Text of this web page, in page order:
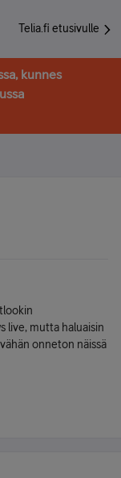
Telia.fi etusivulle
kunnes
live, mutta haluaisin
onneton näissä